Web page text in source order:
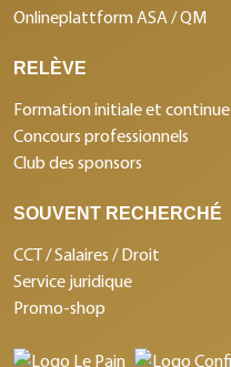
Onlineplattform ASA / QM
RELÈVE
Formation initiale et continue
Concours professionnels
Club des sponsors
SOUVENT RECHERCHÉ
CCT / Salaires / Droit
Service juridique
Promo-shop